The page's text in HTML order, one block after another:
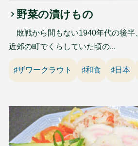
野菜の漬けもの
敗戦から間もない1940年代の後半
近郊の町でくらしていた頃の...
♯ザワークラウト ♯和食 ♯日本